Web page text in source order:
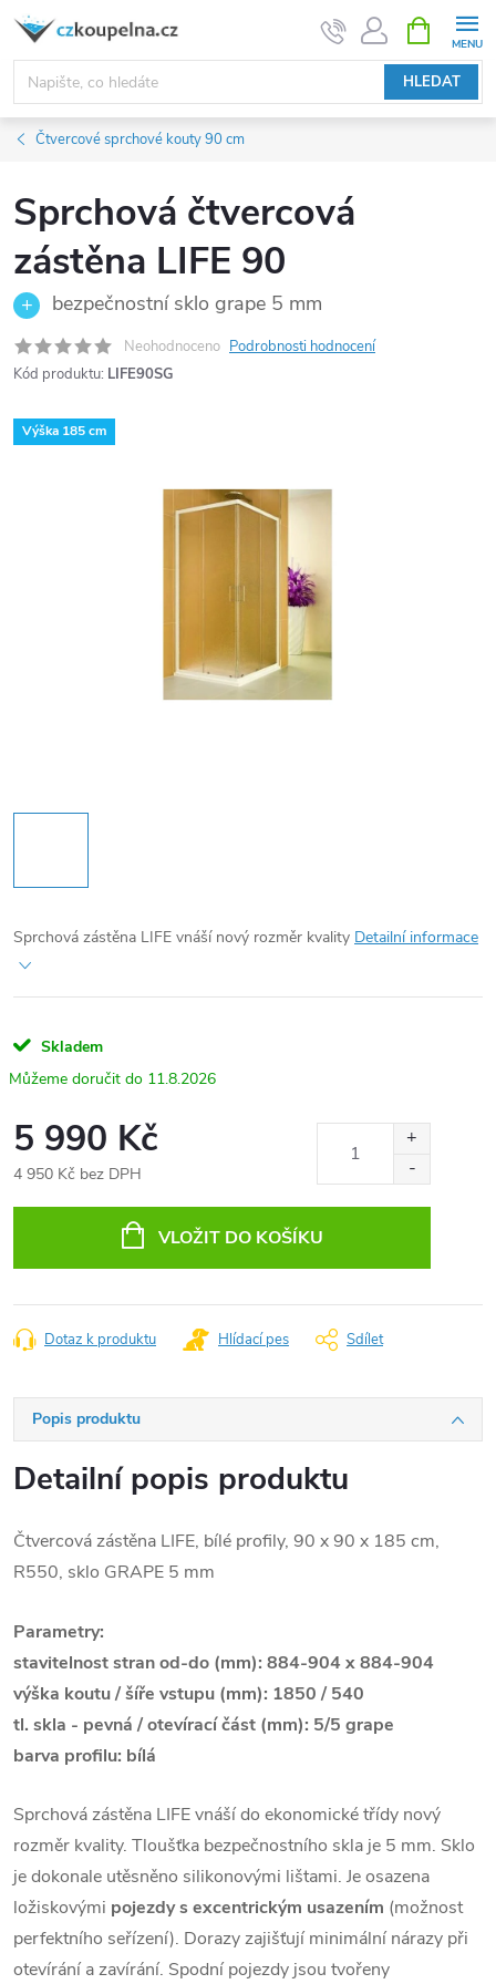
Přejít
obsah
HLEDAT
NÁKUPNÍ
KOŠÍK
Čtvercové sprchové kouty 90 cm
Sprchová čtvercová
zástěna LIFE 90
bezpečnostní sklo grape 5 mm
Neohodnoceno Podrobnosti hodnocení
Kód produktu: LIFE90SG
Výška 185 cm
Sprchová zástěna LIFE vnáší nový rozměr kvality Detailní informace
Skladem
11.8.2026
5 990 Kč
4 950 Kč bez DPH
VLOŽIT DO KOŠÍKU
Dotaz k produktu Hlídací pes Sdílet
Popis produktu
Detailní popis produktu
Čtvercová zástěna LIFE, bílé profily, 90 x 90 x 185 cm,
R550, sklo GRAPE 5 mm
Parametry:
stavitelnost stran od-do (mm): 884-904 x 884-904
výška koutu / šíře vstupu (mm): 1850 / 540
tl. skla - pevná / otevírací část (mm): 5/5 grape
barva profilu: bílá
Sprchová zástěna LIFE vnáší do ekonomické třídy nový
rozměr kvality. Tloušťka bezpečnostního skla je 5 mm. Sklo
je dokonale utěsněno silikonovými lištami. Je osazena
ložiskovými pojezdy s excentrickým usazením (možnost
perfektního seřízení). Dorazy zajišťují minimální nárazy při
otevírání a zavírání. Spodní pojezdy jsou tvořeny